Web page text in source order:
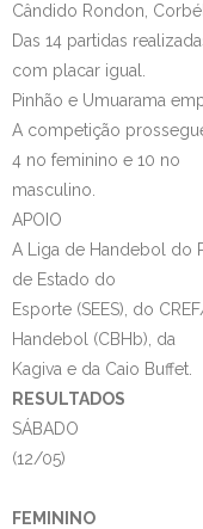
Cândido Rondon,
Das 14 partidas
com placar igual.
Pinhão e Umuarama
A competição
4 no feminino e 10 no
masculino.
APOIO
A Liga de Handebol do
de Estado do
Esporte (SEES), do
Handebol (CBHb), da
Kagiva e da Caio Buffet.
RESULTADOS
SÁBADO
(12/05)
FEMININO